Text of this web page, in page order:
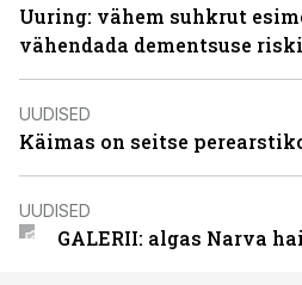
Uuring: vähem suhkrut
vähendada dementsuse riski
UUDISED
Käimas on seitse
UUDISED
GALERII: algas Narva